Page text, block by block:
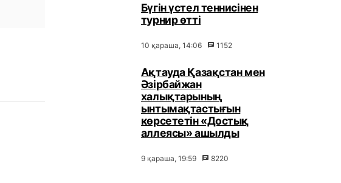
Бүгін үстел теннисінен
турнир өтті
10 қараша, 14:06 1152
Ақтауда Қазақстан мен
Әзірбайжан
халықтарының
ынтымақтастығын
көрсететін «Достық
аллеясы» ашылды
9 қараша, 19:59 8220